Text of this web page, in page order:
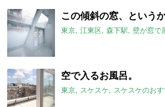
この傾斜の窓、という
東京 江東区 森下駅 壁が窓で
空で入るお風呂。
東京 スケスケ スケスケのお